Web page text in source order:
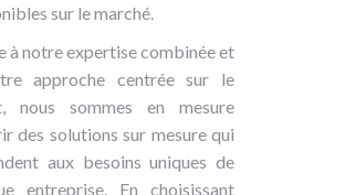
sur le marché.
à notre expertise combinée et
approche centrée sur le
nous sommes en mesure
des solutions sur mesure qui
aux besoins uniques de
entreprise. En choisissant